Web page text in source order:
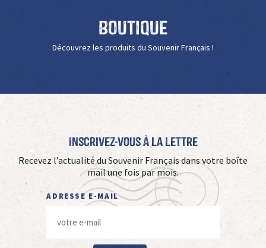
Boutique
Découvrez les produits du Souvenir Français !
Inscrivez-vous à La Lettre
Recevez l’actualité du Souvenir Français dans votre boîte
mail une fois par mois.
ADRESSE E-MAIL